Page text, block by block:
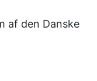
af den Danske